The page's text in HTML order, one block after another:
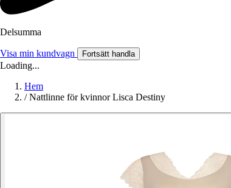
Delsumma
Visa min kundvagn Fortsätt handla
Loading...
Hem
/ Nattlinne för kvinnor Lisca Destiny